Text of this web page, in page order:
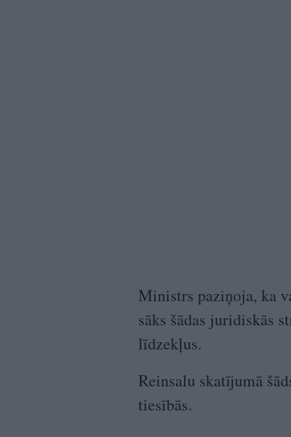
Ministrs paziņoja, ka
sāks šādas juridiskās
līdzekļus.
Reinsalu skatījumā
tiesībās.